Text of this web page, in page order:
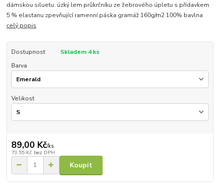
dámskou siluetu. úzký lem průkrčníku ze žebrového úpletu s přídavkem
5 % elastanu zpevňující ramenní páska gramáž 160g/m2 100% bavlna
celý popis
Dostupnost
Skladem 4 ks
Barva
Velikost
89,00 Kč/ks
73,55 Kč bez DPH
Koupit